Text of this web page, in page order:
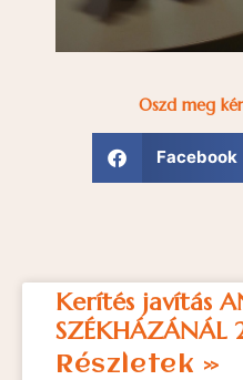
Oszd meg
Facebook
Kerítés javítás
SZÉKHÁZÁNÁL
Részletek »